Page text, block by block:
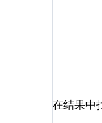
在结果中